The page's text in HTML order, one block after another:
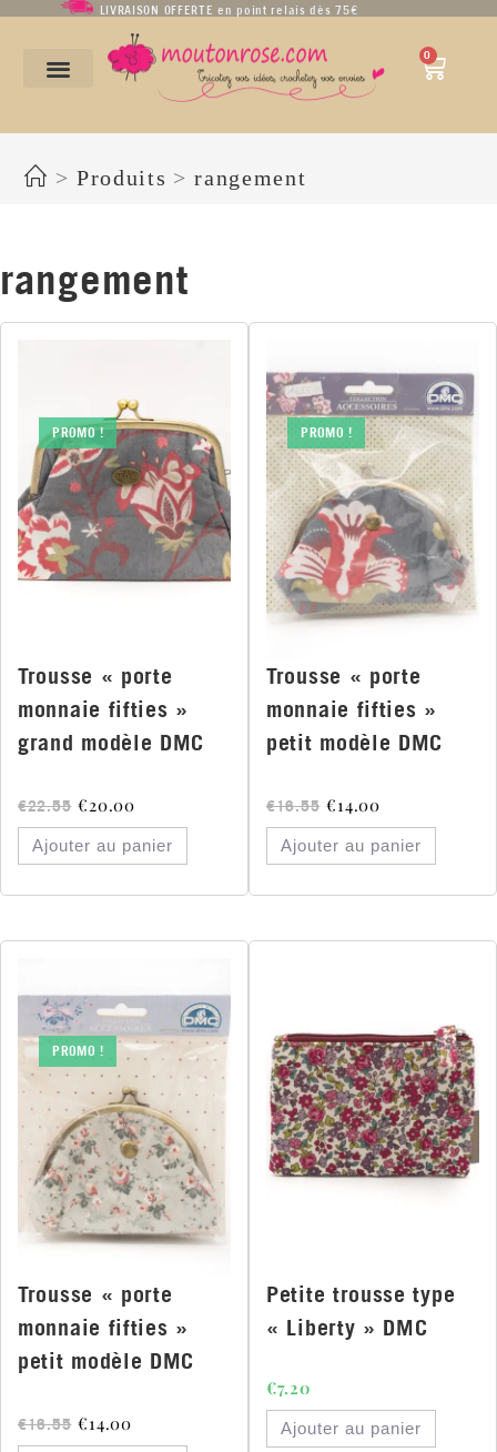
LIVRAISON OFFERTE en point relais dès 75€
0
> Produits > rangement
rangement
PROMO !
Trousse « porte
monnaie fifties »
grand modèle DMC
€22.55 €20.00
Ajouter au panier
PROMO !
Trousse « porte
monnaie fifties »
petit modèle DMC
€16.55 €14.00
Ajouter au panier
PROMO !
Trousse « porte
monnaie fifties »
petit modèle DMC
€16.55 €14.00
Petite trousse type
« Liberty » DMC
€7.20
Ajouter au panier